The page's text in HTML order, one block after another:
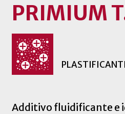
PRIMIUM
Additivo fluidificante e